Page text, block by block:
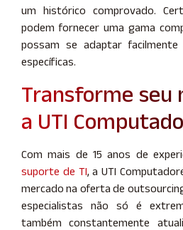
um histórico comprovado.
podem fornecer uma gama
possam se adaptar facilmente
específicas.
Transforme seu
a UTI
Com mais de 15 anos de
suporte de TI, a UTI
mercado na oferta de
especialistas não só é
também constantemente